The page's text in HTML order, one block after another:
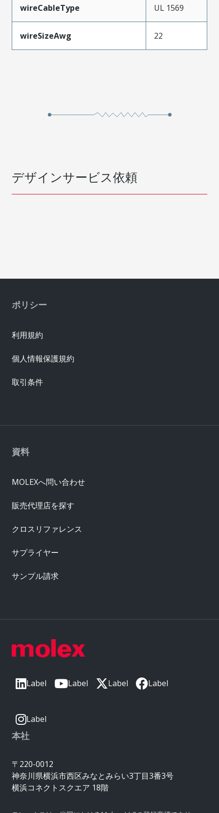
wireCableType UL 1569
wireSizeAwg 22
デザインサービス依頼
Label Label Label Label
Label
本社
〒220-0012
神奈川県横浜市西区みなとみらい3丁目3番3号
横浜コネクトスクエア 18階
資料
MOLEXへ問い合わせ
販売代理店を探す
クロスリファレンス
サプライヤー
サンプル請求
ポリシー
利用規約
個人情報保護規約
取引条件